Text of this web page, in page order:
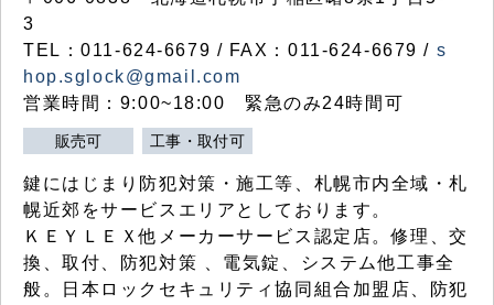
3
TEL：011-624-6679 / FAX：011-624-6679 / s
hop.sglock@gmail.com
営業時間：9:00~18:00 緊急のみ24時間可
販売可 工事・取付可
鍵にはじまり防犯対策・施工等、札幌市内全域・札
幌近郊をサービスエリアとしております。
ＫＥＹＬＥＸ他メーカーサービス認定店。修理、交
換、取付、防犯対策 、電気錠、システム他工事全
般。日本ロックセキュリティ協同組合加盟店、防犯